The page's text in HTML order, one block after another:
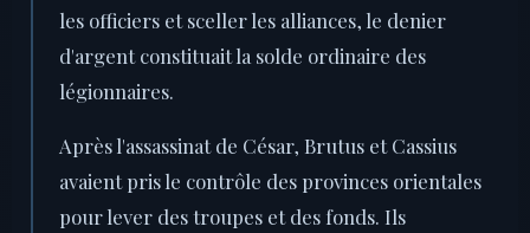
les officiers et sceller les alliances, le denier
d'argent constituait la solde ordinaire des
légionnaires.
Après l'assassinat de César, Brutus et Cassius
avaient pris le contrôle des provinces orientales
pour lever des troupes et des fonds. Ils